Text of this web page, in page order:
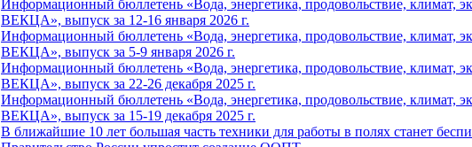
Информационный бюллетень «Вода, энергетика, продовольствие, климат,
ВЕКЦА», выпуск за 12-16 января 2026 г.
Информационный бюллетень «Вода, энергетика, продовольствие, климат,
ВЕКЦА», выпуск за 5-9 января 2026 г.
Информационный бюллетень «Вода, энергетика, продовольствие, климат,
ВЕКЦА», выпуск за 22-26 декабря 2025 г.
Информационный бюллетень «Вода, энергетика, продовольствие, климат,
ВЕКЦА», выпуск за 15-19 декабря 2025 г.
В ближайшие 10 лет большая часть техники для работы в полях станет